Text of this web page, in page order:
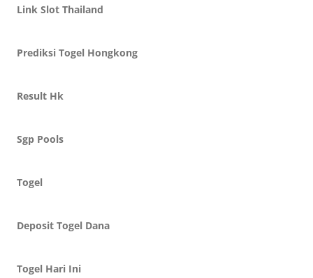
Link Slot Thailand
Prediksi Togel Hongkong
Result Hk
Sgp Pools
Togel
Deposit Togel Dana
Togel Hari Ini